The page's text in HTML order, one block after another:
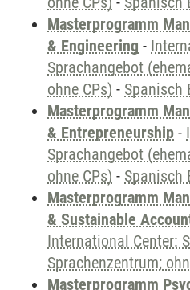
Masterprogramm
& Engineering -
Sprachangebot
ohne CPs) - Spanisch
Masterprogramm
& Entrepreneurship -
Sprachangebot
ohne CPs) - Spanisch
Masterprogramm
& Sustainable
International Center:
Sprachenzentrum;
Masterprogramm